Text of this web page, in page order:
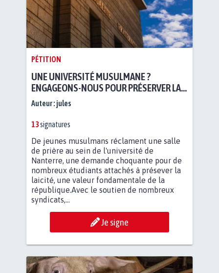
PÉTITION
UNE UNIVERSITÉ MUSULMANE ?
ENGAGEONS-NOUS POUR PRÉSERVER LA
LAICITÉ DANS L'ÉDUCATION
Auteur : jules
13signatures
De jeunes musulmans réclament une salle
de prière au sein de l'université de
Nanterre, une demande choquante pour de
nombreux étudiants attachés à présever la
laicité, une valeur fondamentale de la
république.Avec le soutien de nombreux
syndicats,...
Je signe